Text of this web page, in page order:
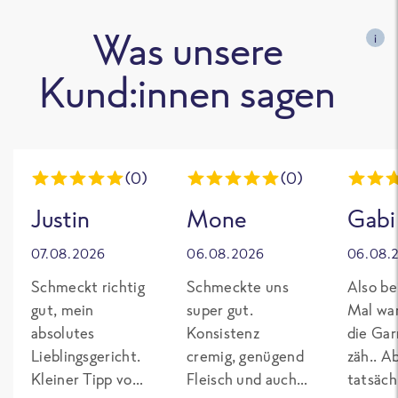
Was unsere
Kund:innen sagen
i
(0)
Justin
07.08.2026
Schmeckt richtig
gut, mein
absolutes
Lieblingsgericht.
Kleiner Tipp von
(0)
Mone
06.08.2026
Schmeckte uns
super gut.
Konsistenz
cremig, genügend
Fleisch und auch
Gabi
Also
Mal
die
zäh..